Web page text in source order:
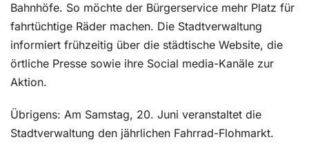
Bahnhöfe. So möchte der Bürgerservice mehr Platz für
fahrtüchtige Räder machen. Die Stadtverwaltung
informiert frühzeitig über die städtische Website, die
örtliche Presse sowie ihre Social media-Kanäle zur
Aktion.
Übrigens: Am Samstag, 20. Juni veranstaltet die
Stadtverwaltung den jährlichen Fahrrad-Flohmarkt.